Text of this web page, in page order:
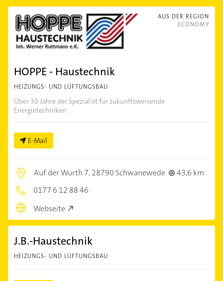
AUS DER REGION
ECONOMY
HOPPE - Haustechnik
HEIZUNGS- UND LÜFTUNGSBAU
Über 30 Jahre der Spezialist für zukunftsweisende
Energietechniken
E-Mail
Auf der Wurth 7,28790 Schwanewede
43,6 km
0177 6 12 88 46
Webseite
J.B.-Haustechnik
HEIZUNGS- UND LÜFTUNGSBAU